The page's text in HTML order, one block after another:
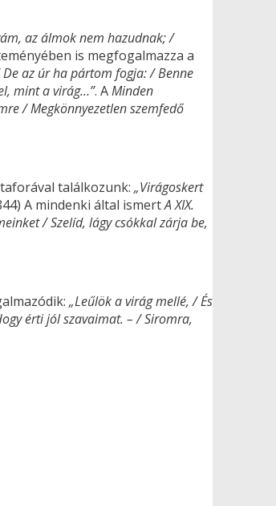
az álmok nem hazudnak; /
is megfogalmazza a
az úr ha pártom fogja: / Benne
mint a virág…”. AMinden
/ Megkönnyezetlen szemfedő
találkozunk: „Virágoskert
A mindenki által ismertA XIX.
/ Szelíd, lágy csókkal zárja be,
„Leűlök a virág mellé, / És
érti jól szavaimat. – / Siromra,